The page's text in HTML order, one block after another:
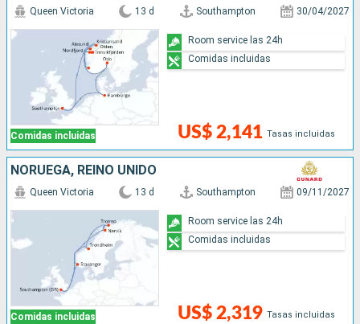
Comidas incluidas
Queen Victoria 13 d Southampton 30/04/2027
US$ 2,141 Tasas incluidas
Room service las 24h
Comidas incluidas
NORUEGA, REINO UNIDO
Comidas incluidas
Queen Victoria 13 d Southampton 09/11/2027
US$ 2,319 Tasas incluidas
Room service las 24h
Comidas incluidas